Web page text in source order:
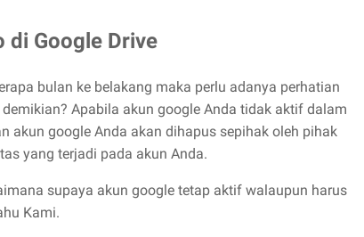
di Google Drive
bulan ke belakang maka perlu adanya perhatian
Apabila akun google Anda tidak aktif dalam
akun google Anda akan dihapus sepihak oleh pihak
yang terjadi pada akun Anda.
supaya akun google tetap aktif walaupun harus
Kami.